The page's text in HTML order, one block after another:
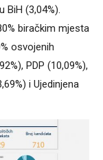
BiH (3,04%).
biračkim mjesta
osvojenih
PDP (10,09%),
i Ujedinjena